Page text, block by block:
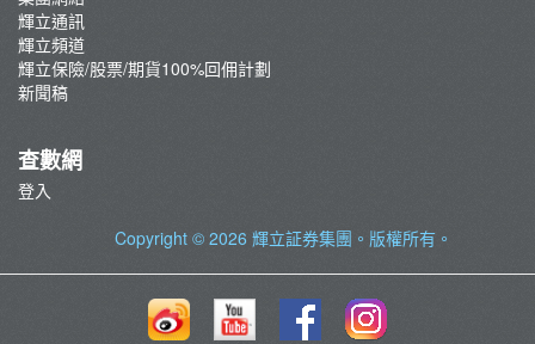
輝立通訊
輝立頻道
輝立保險/股票/期貨100%回佣計劃
新聞稿
查數網
登入
Copyright © 2026 輝立証券集團 。版權所有。